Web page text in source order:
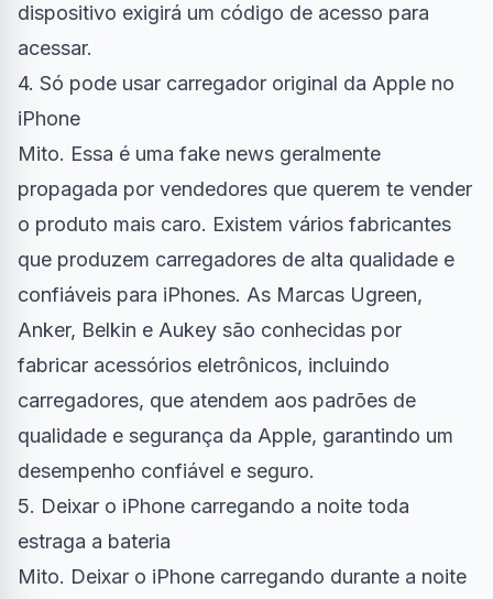
dispositivo exigirá um código de acesso para
acessar.
4. Só pode usar carregador original da Apple no
iPhone
Mito. Essa é uma fake news geralmente
propagada por vendedores que querem te vender
o produto mais caro. Existem vários fabricantes
que produzem carregadores de alta qualidade e
confiáveis para iPhones. As Marcas Ugreen,
Anker, Belkin e Aukey são conhecidas por
fabricar acessórios eletrônicos, incluindo
carregadores, que atendem aos padrões de
qualidade e segurança da Apple, garantindo um
desempenho confiável e seguro.
5. Deixar o iPhone carregando a noite toda
estraga a bateria
Mito. Deixar o iPhone carregando durante a noite